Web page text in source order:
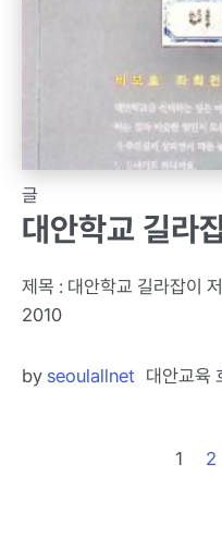
글
대안학교 길라
제목 : 대안학교 길라잡이
2010
by seoulallnet 대안교육
1 2